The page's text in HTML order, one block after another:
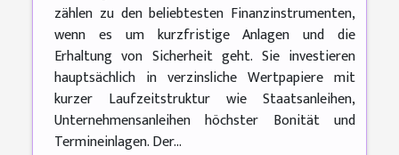
zählen zu den beliebtesten Finanzinstrumenten,
wenn es um kurzfristige Anlagen und die
Erhaltung von Sicherheit geht. Sie investieren
hauptsächlich in verzinsliche Wertpapiere mit
kurzer Laufzeitstruktur wie Staatsanleihen,
Unternehmensanleihen höchster Bonität und
Termineinlagen. Der...